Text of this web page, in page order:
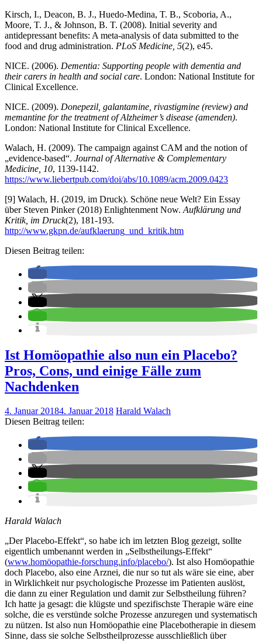
Kirsch, I., Deacon, B. J., Huedo-Medina, T. B., Scoboria, A.,
Moore, T. J., & Johnson, B. T. (2008). Initial severity and
antidepressant benefits: A meta-analysis of data submitted to the
food and drug administration. PLoS Medicine, 5(2), e45.
NICE. (2006). Dementia: Supporting people with dementia and
their carers in health and social care. London: National Institute for
Clinical Excellence.
NICE. (2009). Donepezil, galantamine, rivastigmine (review) and
memantine for the treatment of Alzheimer’s disease (amenden).
London: National Institute for Clinical Excellence.
Walach, H. (2009). The campaign against CAM and the notion of
„evidence-based“. Journal of Alternative & Complementary
Medicine, 10, 1139-1142.
https://www.liebertpub.com/doi/abs/10.1089/acm.2009.0423
[9] Walach, H. (2019, im Druck). Schöne neue Welt? Ein Essay
über Steven Pinker (2018) Enlightenment Now. Aufklärung und
Kritik, im Druck(2), 181-193.
http://www.gkpn.de/aufklaerung_und_kritik.htm
Diesen Beitrag teilen:
Ist Homöopathie also nun ein Placebo?
Pros, Cons, und einige Fälle zum
Nachdenken
4. Januar 20184. Januar 2018 Harald Walach
Diesen Beitrag teilen:
Harald Walach
„Der Placebo-Effekt“, so habe ich im letzten Blog gezeigt, sollte
eigentlich umbenannt werden in „Selbstheilungs-Effekt“
(www.homöopathie-forschung.info/placebo/). Ist also Homöopathie
doch Placebo, also eine Arznei, die nur so tut als wäre sie eine, aber
in Wirklichkeit nur psychologische Prozesse im Patienten auslöst,
die dann zu einer Regulation und damit zur Selbstheilung führen?
Ich hatte ja gesagt: die klügste und spezifischste Therapie wäre eine
solche, die es verstünde solche Prozesse anzuregen und systematisch
zu nützen. Ist also nun Homöopathie eine Placebotherapie in diesem
Sinne, dass sie solche Selbstheilprozesse ausschließlich über